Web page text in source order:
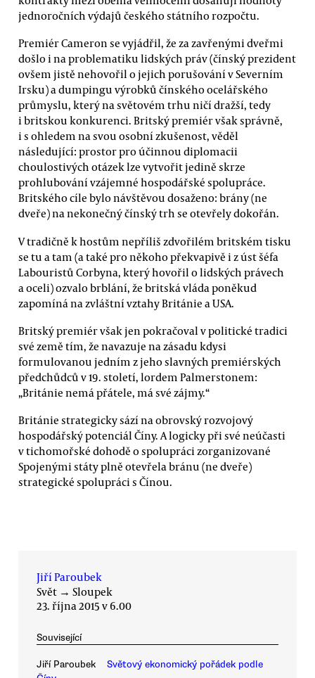
jednoročních výdajů českého státního rozpočtu.
Premiér Cameron se vyjádřil, že za zavřenými dveřmi
došlo i na problematiku lidských práv (čínský prezident
ovšem jistě nehovořil o jejich porušování v Severním
Irsku) a dumpingu výrobků čínského ocelářského
průmyslu, který na světovém trhu ničí dražší, tedy
i britskou konkurenci. Britský premiér však správně,
i s ohledem na svou osobní zkušenost, věděl
následující: prostor pro účinnou diplomacii
choulostivých otázek lze vytvořit jedině skrze
prohlubování vzájemné hospodářské spolupráce.
Britského cíle bylo návštěvou dosaženo: brány (ne
dveře) na nekonečný čínský trh se otevřely dokořán.
V tradičně k hostům nepříliš zdvořilém britském tisku
se tu a tam (a také pro někoho překvapivě i z úst šéfa
Labouristů Corbyna, který hovořil o lidských právech
a oceli) ozvalo brblání, že britská vláda poněkud
zapomíná na zvláštní vztahy Británie a USA.
Britský premiér však jen pokračoval v politické tradici
své země tím, že navazuje na zásadu kdysi
formulovanou jedním z jeho slavných premiérských
předchůdců v 19. století, lordem Palmerstonem:
„Británie nemá přátele, má své zájmy.“
Británie strategicky sází na obrovský rozvojový
hospodářský potenciál Číny. A logicky při své neúčasti
v tichomořské dohodě o spolupráci zorganizované
Spojenými státy plně otevřela bránu (ne dveře)
strategické spolupráci s Čínou.
Jiří Paroubek
Svět → Sloupek
23. října 2015 v 6.00
Související
Jiří Paroubek
Světový ekonomický pořádek podle